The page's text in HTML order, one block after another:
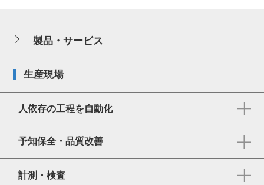
製品・サービス
生産現場
人依存の工程を自動化
予知保全・品質改善
計測・検査